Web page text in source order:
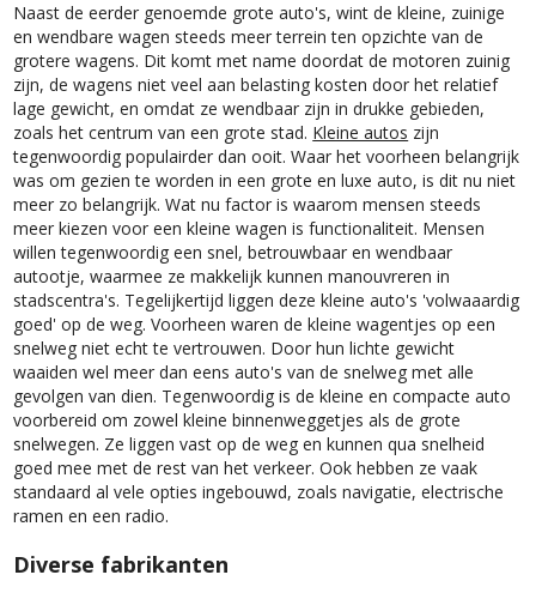
Naast de eerder genoemde grote auto's, wint de kleine, zuinige
en wendbare wagen steeds meer terrein ten opzichte van de
grotere wagens. Dit komt met name doordat de motoren zuinig
zijn, de wagens niet veel aan belasting kosten door het relatief
lage gewicht, en omdat ze wendbaar zijn in drukke gebieden,
zoals het centrum van een grote stad. Kleine autos zijn
tegenwoordig populairder dan ooit. Waar het voorheen belangrijk
was om gezien te worden in een grote en luxe auto, is dit nu niet
meer zo belangrijk. Wat nu factor is waarom mensen steeds
meer kiezen voor een kleine wagen is functionaliteit. Mensen
willen tegenwoordig een snel, betrouwbaar en wendbaar
autootje, waarmee ze makkelijk kunnen manouvreren in
stadscentra's. Tegelijkertijd liggen deze kleine auto's 'volwaaardig
goed' op de weg. Voorheen waren de kleine wagentjes op een
snelweg niet echt te vertrouwen. Door hun lichte gewicht
waaiden wel meer dan eens auto's van de snelweg met alle
gevolgen van dien. Tegenwoordig is de kleine en compacte auto
voorbereid om zowel kleine binnenweggetjes als de grote
snelwegen. Ze liggen vast op de weg en kunnen qua snelheid
goed mee met de rest van het verkeer. Ook hebben ze vaak
standaard al vele opties ingebouwd, zoals navigatie, electrische
ramen en een radio.
Diverse fabrikanten